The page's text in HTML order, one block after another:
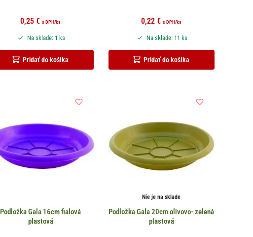
0,25 € s DPH/ks
Pridať do košíka
Na sklade: 1 ks
0,22€ s DPH/ks
Pridať do košíka
Na sklade: 11 ks
Podložka Gala 16cm fialová
plastová
Nie je na sklade
Podložka Gala 20cm olivovo- zelená
plastová